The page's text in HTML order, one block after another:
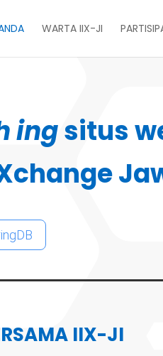
WARTA IIX-JI
ingsitus
IIX-JI